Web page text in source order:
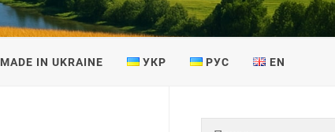
MADE IN UKRAINE УКР РУС EN